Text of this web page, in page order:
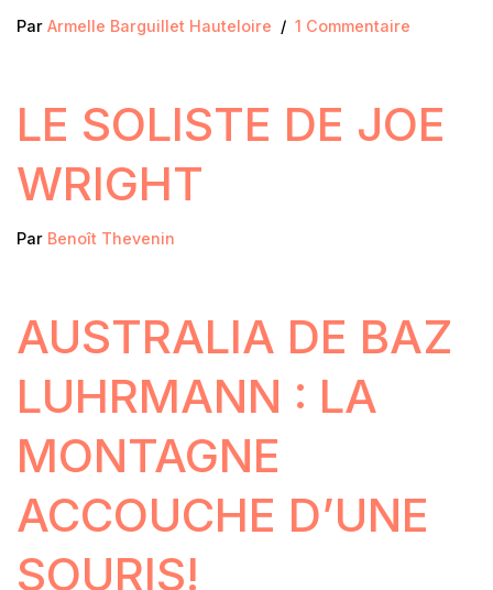
Par Armelle Barguillet Hauteloire 1 Commentaire
LE SOLISTE DE JOE
WRIGHT
Par Benoît Thevenin
AUSTRALIA DE BAZ
LUHRMANN : LA
MONTAGNE
ACCOUCHE D’UNE
SOURIS!